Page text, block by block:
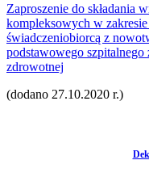
Zaproszenie do składania
kompleksowych w
świadczeniobiorcą z
podstawowego szpitalnego
zdrowotnej
(dodano 27.10.2020 r.)